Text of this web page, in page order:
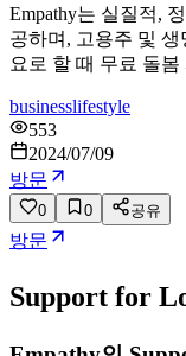
Empathy는 실질적,
공하며, 고용주 및
요로 할 때 무료 돌
businesslifestyle
553
2024/07/09
방문
0 0 공유
방문
Support for